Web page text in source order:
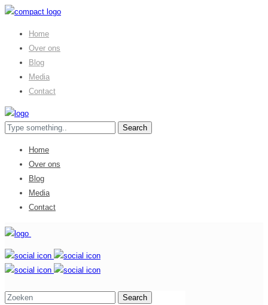
Home
Over ons
Blog
Media
Contact
Home
Over ons
Blog
Media
Contact